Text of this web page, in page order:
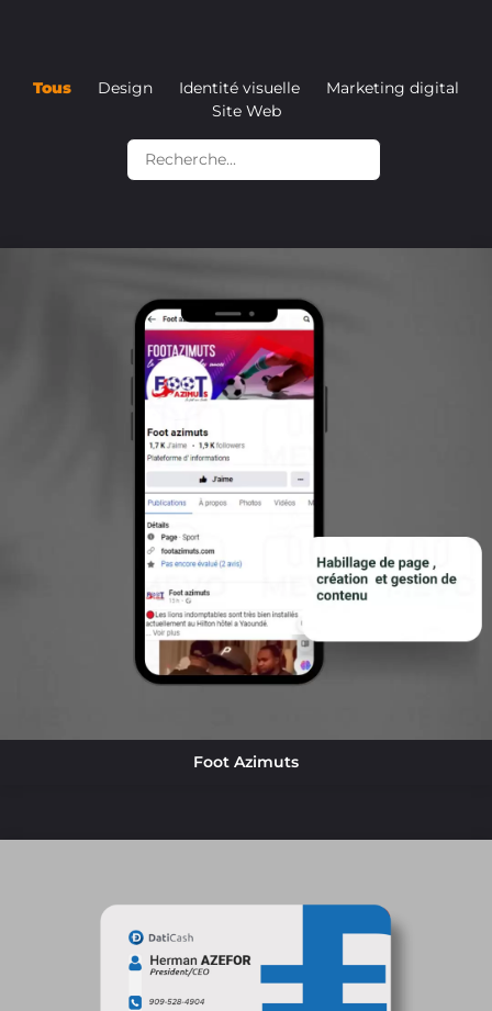
Tous Design Identité visuelle
Marketing digital
Site Web
Foot Azimuts